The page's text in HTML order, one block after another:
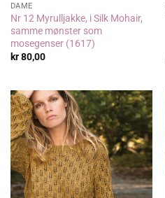
DAME
Nr 12 Myrulljakke, i Silk Mohair,
samme mønster som
mosegenser (1617)
kr80,00